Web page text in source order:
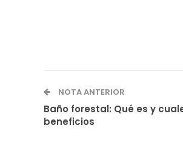
NOTA ANTERIOR
Baño forestal: Qué es y
beneficios